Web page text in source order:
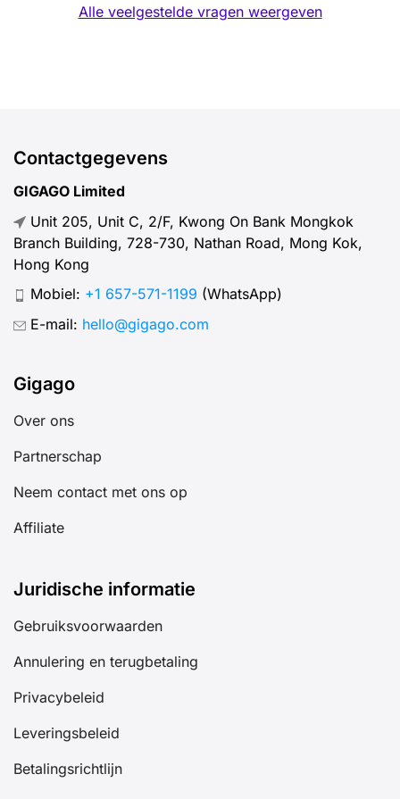
Alle veelgestelde vragen weergeven
Contactgegevens
GIGAGO Limited
Unit 205, Unit C, 2/F, Kwong On Bank Mongkok
Branch Building, 728-730, Nathan Road, Mong Kok,
Hong Kong
Mobiel: +1 657-571-1199 (WhatsApp)
E-mail: hello@gigago.com
Gigago
Over ons
Partnerschap
Neem contact met ons op
Affiliate
Juridische informatie
Gebruiksvoorwaarden
Annulering en terugbetaling
Privacybeleid
Leveringsbeleid
Betalingsrichtlijn